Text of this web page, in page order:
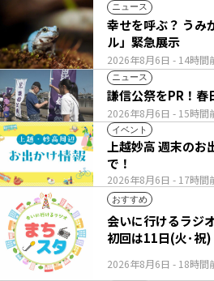
ニュース
2026年8月6日 - 14時間
幸せを呼ぶ？ うみ
ル」緊急展示
ニュース
2026年8月6日 - 15時間
謙信公祭をPR！春
イベント
2026年8月6日 - 17時間
上越妙高 週末のお
で！
おすすめ
2026年8月6日 - 18時間
会いに行けるラジ
初回は11日(火･祝